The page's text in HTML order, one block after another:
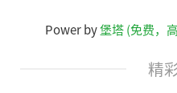
Power by堡塔 (免费，
精